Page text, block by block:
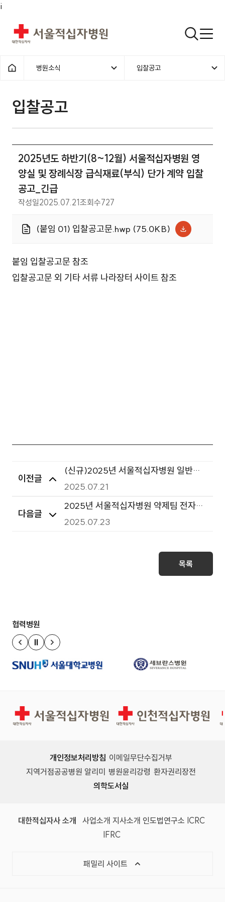
i
서울적십자병원 검색열기
홈으로 1차메뉴
병원소식 2차메뉴
입찰공고
입찰공고 | 병원소식 | 2025년도
입찰공고
2025년도 하반기(8~12월) 서울적십자병원 영
양실 및 장례식장 급식재료(부식) 단가 계약 입찰
공고_긴급
작성일2025.07.21조회수727
(붙임 01) 입찰공고문.hwp (75.0KB)
붙임 입찰공고문 참조
입찰공고문 외 기타 서류 나라장터 사이트 참조
이전글
(신규)2025년 서울적십자병원 일반우
유 등 8종 연간 구매 계약
2025.07.21
다음글
2025년 서울적십자병원 약제팀 전자동
약품분배캐비넷 구매 입찰공고(2차 재
2025.07.23
목록
협력병원
이전 슬라이드
정지
다음 슬라이드
서울적십자병원 인천적십자병원
개인정보처리방침 이메일무단수집거부
지역거점공공병원 알리미 병원윤리강령 환자권리장전
의학도서실
대한적십자사 소개 (새 창)
사업소개 (새 창)
지사소개 (새 창)
인도법연구소 (새 창)
ICRC(국제
IFRC(국제적십자사연맹, 새 창)
패밀리 사이트 목록 열기